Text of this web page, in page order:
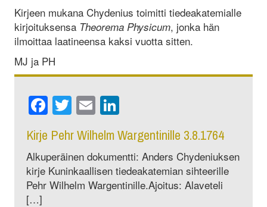
Kirjeen mukana Chydenius toimitti tiedeakatemialle
kirjoituksensa Theorema Physicum, jonka hän
ilmoittaa laatineensa kaksi vuotta sitten.
MJ ja PH
Facebook
Twitter
EmailLinkedIn
Kirje Pehr Wilhelm Wargentinille 3.8.1764
Alkuperäinen dokumentti: Anders Chydeniuksen
kirje Kuninkaallisen tiedeakatemian sihteerille
Pehr Wilhelm Wargentinille.Ajoitus: Alaveteli
[…]